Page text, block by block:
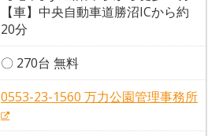
【車】中央自動車道勝沼ICから約
20分
〇 270台 無料
0553-23-1560 万力公園管理事務所